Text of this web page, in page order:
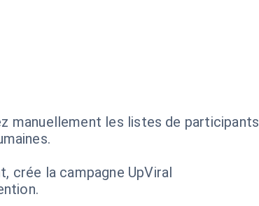
manuellement les listes de participants
crée la campagne UpViral